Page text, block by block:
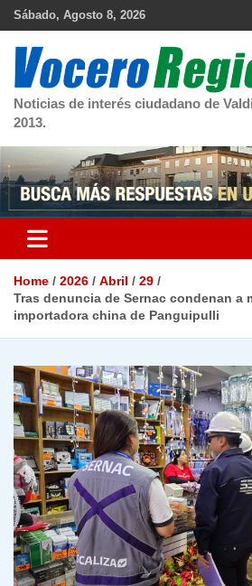
Skip
Sábado, Agosto 8, 2026
Noticias de interés ciudadano de
2013.
Home 2026 Abril
29
Tras denuncia de Sernac condenan a
importadora china de Panguipulli